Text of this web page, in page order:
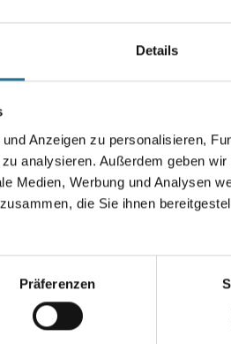
Details
Anzeigen zu personalisieren,
analysieren. Außerdem geben
Medien, Werbung und Analysen
die Sie ihnen
Präferenzen